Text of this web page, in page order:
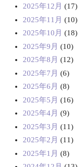
2025年12月 (17)
2025年11月 (10)
2025年10月 (18)
2025年9月 (10)
2025年8月 (12)
2025年7月 (6)
2025年6月 (8)
2025年5月 (16)
2025年4月 (9)
2025年3月 (11)
2025年2月 (11)
2025年1月 (8)